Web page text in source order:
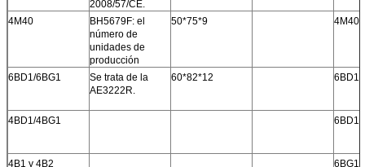
2008/57/CE.
4M40
BH5679F: el
número de
unidades de
producción
50*75*9 4M40
6BD1/6BG1
Se trata de la
AE3222R.
60*82*12 6BD1
4BD1/4BG1 6BD1
4B1 y 4B2 6BG1